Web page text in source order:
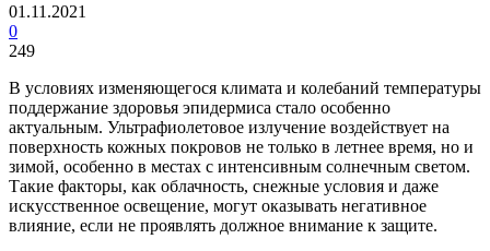
01.11.2021
0
249
В условиях изменяющегося климата и колебаний температуры
поддержание здоровья эпидермиса стало особенно
актуальным. Ультрафиолетовое излучение воздействует на
поверхность кожных покровов не только в летнее время, но и
зимой, особенно в местах с интенсивным солнечным светом.
Такие факторы, как облачность, снежные условия и даже
искусственное освещение, могут оказывать негативное
влияние, если не проявлять должное внимание к защите.